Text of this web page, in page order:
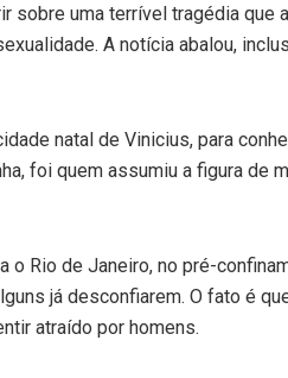
sobre uma terrível tragédia que
A notícia abalou,
natal de Vinicius, para
foi quem assumiu a figura de
o Rio de Janeiro, no pré-
já desconfiarem. O fato é
atraído por homens.